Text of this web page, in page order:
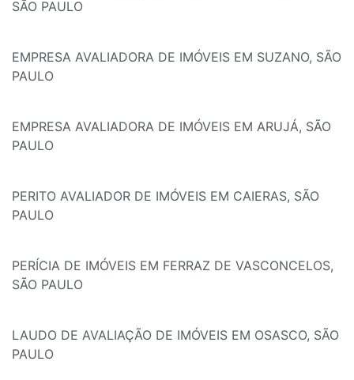
SÃO PAULO
EMPRESA AVALIADORA DE IMÓVEIS EM SUZANO, SÃO
PAULO
EMPRESA AVALIADORA DE IMÓVEIS EM ARUJÁ, SÃO
PAULO
PERITO AVALIADOR DE IMÓVEIS EM CAIERAS, SÃO
PAULO
PERÍCIA DE IMÓVEIS EM FERRAZ DE VASCONCELOS,
SÃO PAULO
LAUDO DE AVALIAÇÃO DE IMÓVEIS EM OSASCO, SÃO
PAULO